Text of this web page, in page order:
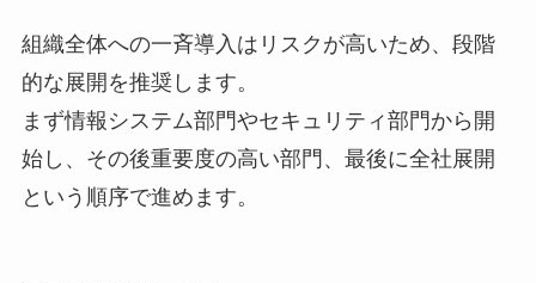
組織全体への一斉導入はリスクが高いため、段階
的な展開を推奨します。
まず情報システム部門やセキュリティ部門から開
始し、その後重要度の高い部門、最後に全社展開
という順序で進めます。